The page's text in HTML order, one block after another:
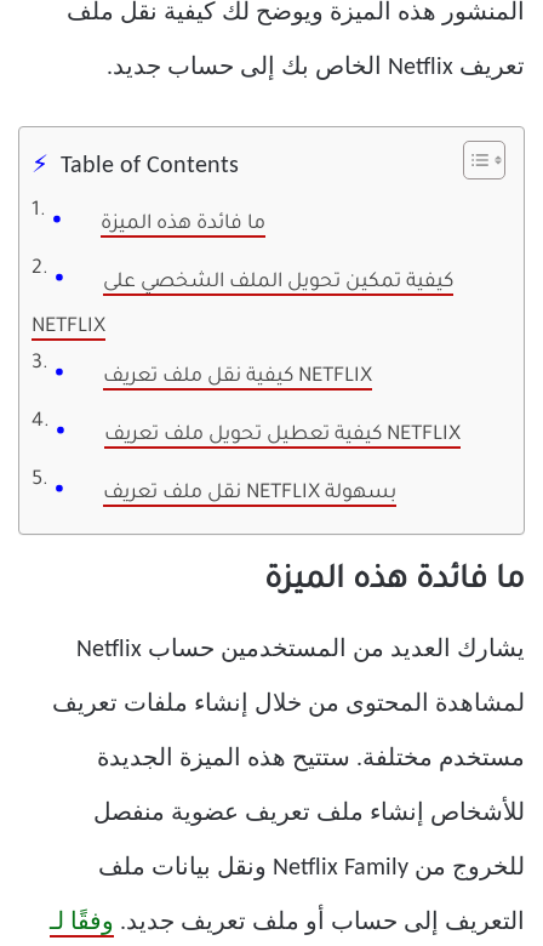
المنشور هذه الميزة ويوضح لك كيفية نقل ملف
تعريف Netflix الخاص بك إلى حساب جديد.
Table of Contents
ما فائدة هذه الميزة
كيفية تمكين تحويل الملف الشخصي على
NETFLIX
كيفية نقل ملف تعريف NETFLIX
كيفية تعطيل تحويل ملف تعريف NETFLIX
نقل ملف تعريف NETFLIX بسهولة
ما فائدة هذه الميزة
يشارك العديد من المستخدمين حساب Netflix
لمشاهدة المحتوى من خلال إنشاء ملفات تعريف
مستخدم مختلفة. ستتيح هذه الميزة الجديدة
للأشخاص إنشاء ملف تعريف عضوية منفصل
للخروج من Netflix Family ونقل بيانات ملف
التعريف إلى حساب أو ملف تعريف جديد. وفقًا لـ